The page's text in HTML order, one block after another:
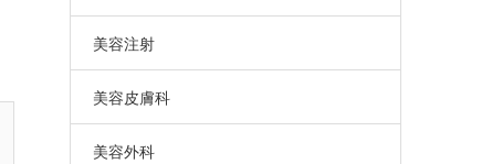
美容注射
美容皮膚科
美容外科